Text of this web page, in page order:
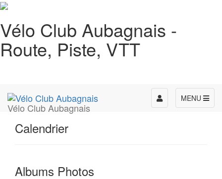
Vélo Club Aubagnais -
Route, Piste, VTT
Vélo Club Aubagnais
MENU
Toggle
navigation
Calendrier
Albums Photos